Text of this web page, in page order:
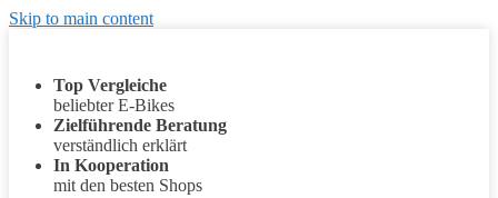
Skip to main content
Top Vergleiche
beliebter E-Bikes
Zielführende Beratung
verständlich erklärt
In Kooperation
mit den besten Shops